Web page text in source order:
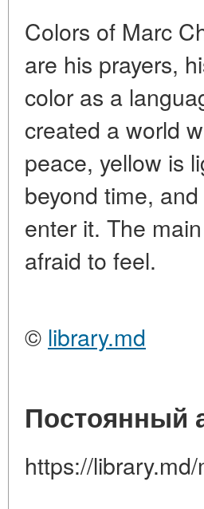
Colors of Marc
are his prayers,
color as a
created a world
peace, yellow is
beyond time,
enter it. The
afraid to feel.
© library.md
Постоянный
https://